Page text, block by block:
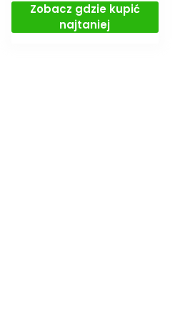
Zobacz gdzie kupić
najtaniej